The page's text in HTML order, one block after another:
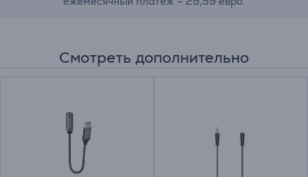
Смотреть дополнительно